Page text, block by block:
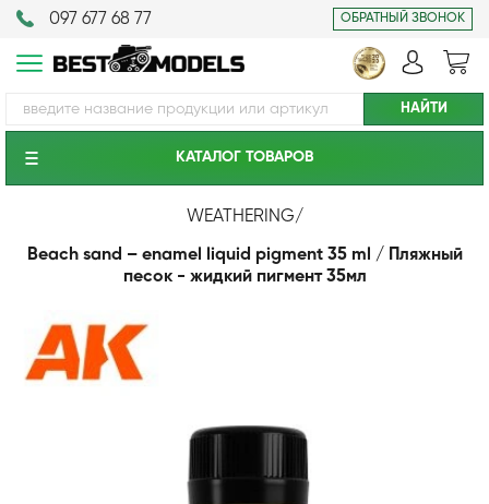
097 677 68 77 ОБРАТНЫЙ ЗВОНОК
КАТАЛОГ ТОВАРОВ
WEATHERING/
Beach sand – enamel liquid pigment 35 ml / Пляжный
песок - жидкий пигмент 35мл